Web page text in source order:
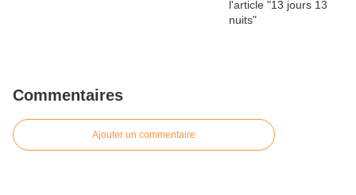
Commentaires
Ajouter un commentaire